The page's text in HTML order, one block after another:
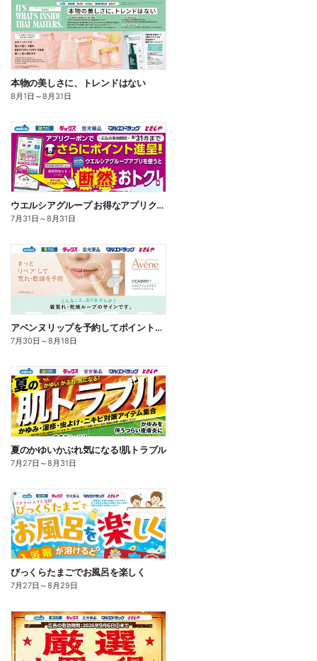
本物の美しさに、トレンドはない
8月1日 ～8月31日
ウエルシアグループ お得なアプリクーポン
7月31日 ～8月31日
アベンヌリップを予約してポイントゲット!
7月30日 ～8月18日
夏のかゆいかぶれ気になる!肌トラブル
7月27日 ～8月31日
びっくらたまごでお風呂を楽しく
7月27日 ～8月29日